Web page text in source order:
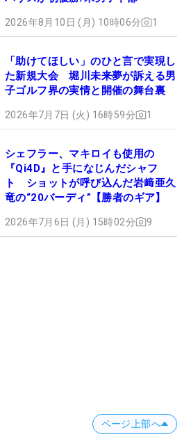
2026年8月10日 (月) 10時06分 1
「助けてほしい」のひと言で実現し
た新規大会 堀川未来夢が訴える男
子ゴルフ界の実情と開催の舞台裏
2026年7月7日 (火) 16時59分 1
シェフラー、マキロイも使用の
『Qi4D』と手になじんだシャフ
ト ショットが呼び込んだ岩﨑亜久
竜の“20バーディ”【勝者のギア】
2026年7月6日 (月) 15時02分 9
ページ上部へ